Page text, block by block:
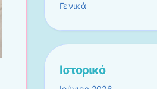
Γενικά
Ιστορικό